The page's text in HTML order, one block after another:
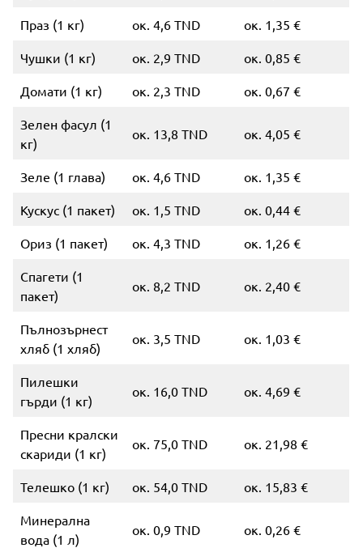
Праз (1 кг) ок. 4,6 TND ок. 1,35 €
Чушки (1 кг) ок. 2,9 TND ок. 0,85 €
Домати (1 кг) ок. 2,3 TND ок. 0,67 €
Зелен фасул (1
кг)
ок. 13,8 TND ок. 4,05 €
Зеле (1 глава) ок. 4,6 TND ок. 1,35 €
Кускус (1 пакет) ок. 1,5 TND ок. 0,44 €
Ориз (1 пакет) ок. 4,3 TND ок. 1,26 €
Спагети (1
пакет)
ок. 8,2 TND ок. 2,40 €
Пълнозърнест
хляб (1 хляб)
ок. 3,5 TND ок. 1,03 €
Пилешки
гърди (1 кг)
ок. 16,0 TND ок. 4,69 €
Пресни кралски
скариди (1 кг)
ок. 75,0 TND ок. 21,98 €
Телешко (1 кг) ок. 54,0 TND ок. 15,83 €
Минерална
вода (1 л)
ок. 0,9 TND ок. 0,26 €